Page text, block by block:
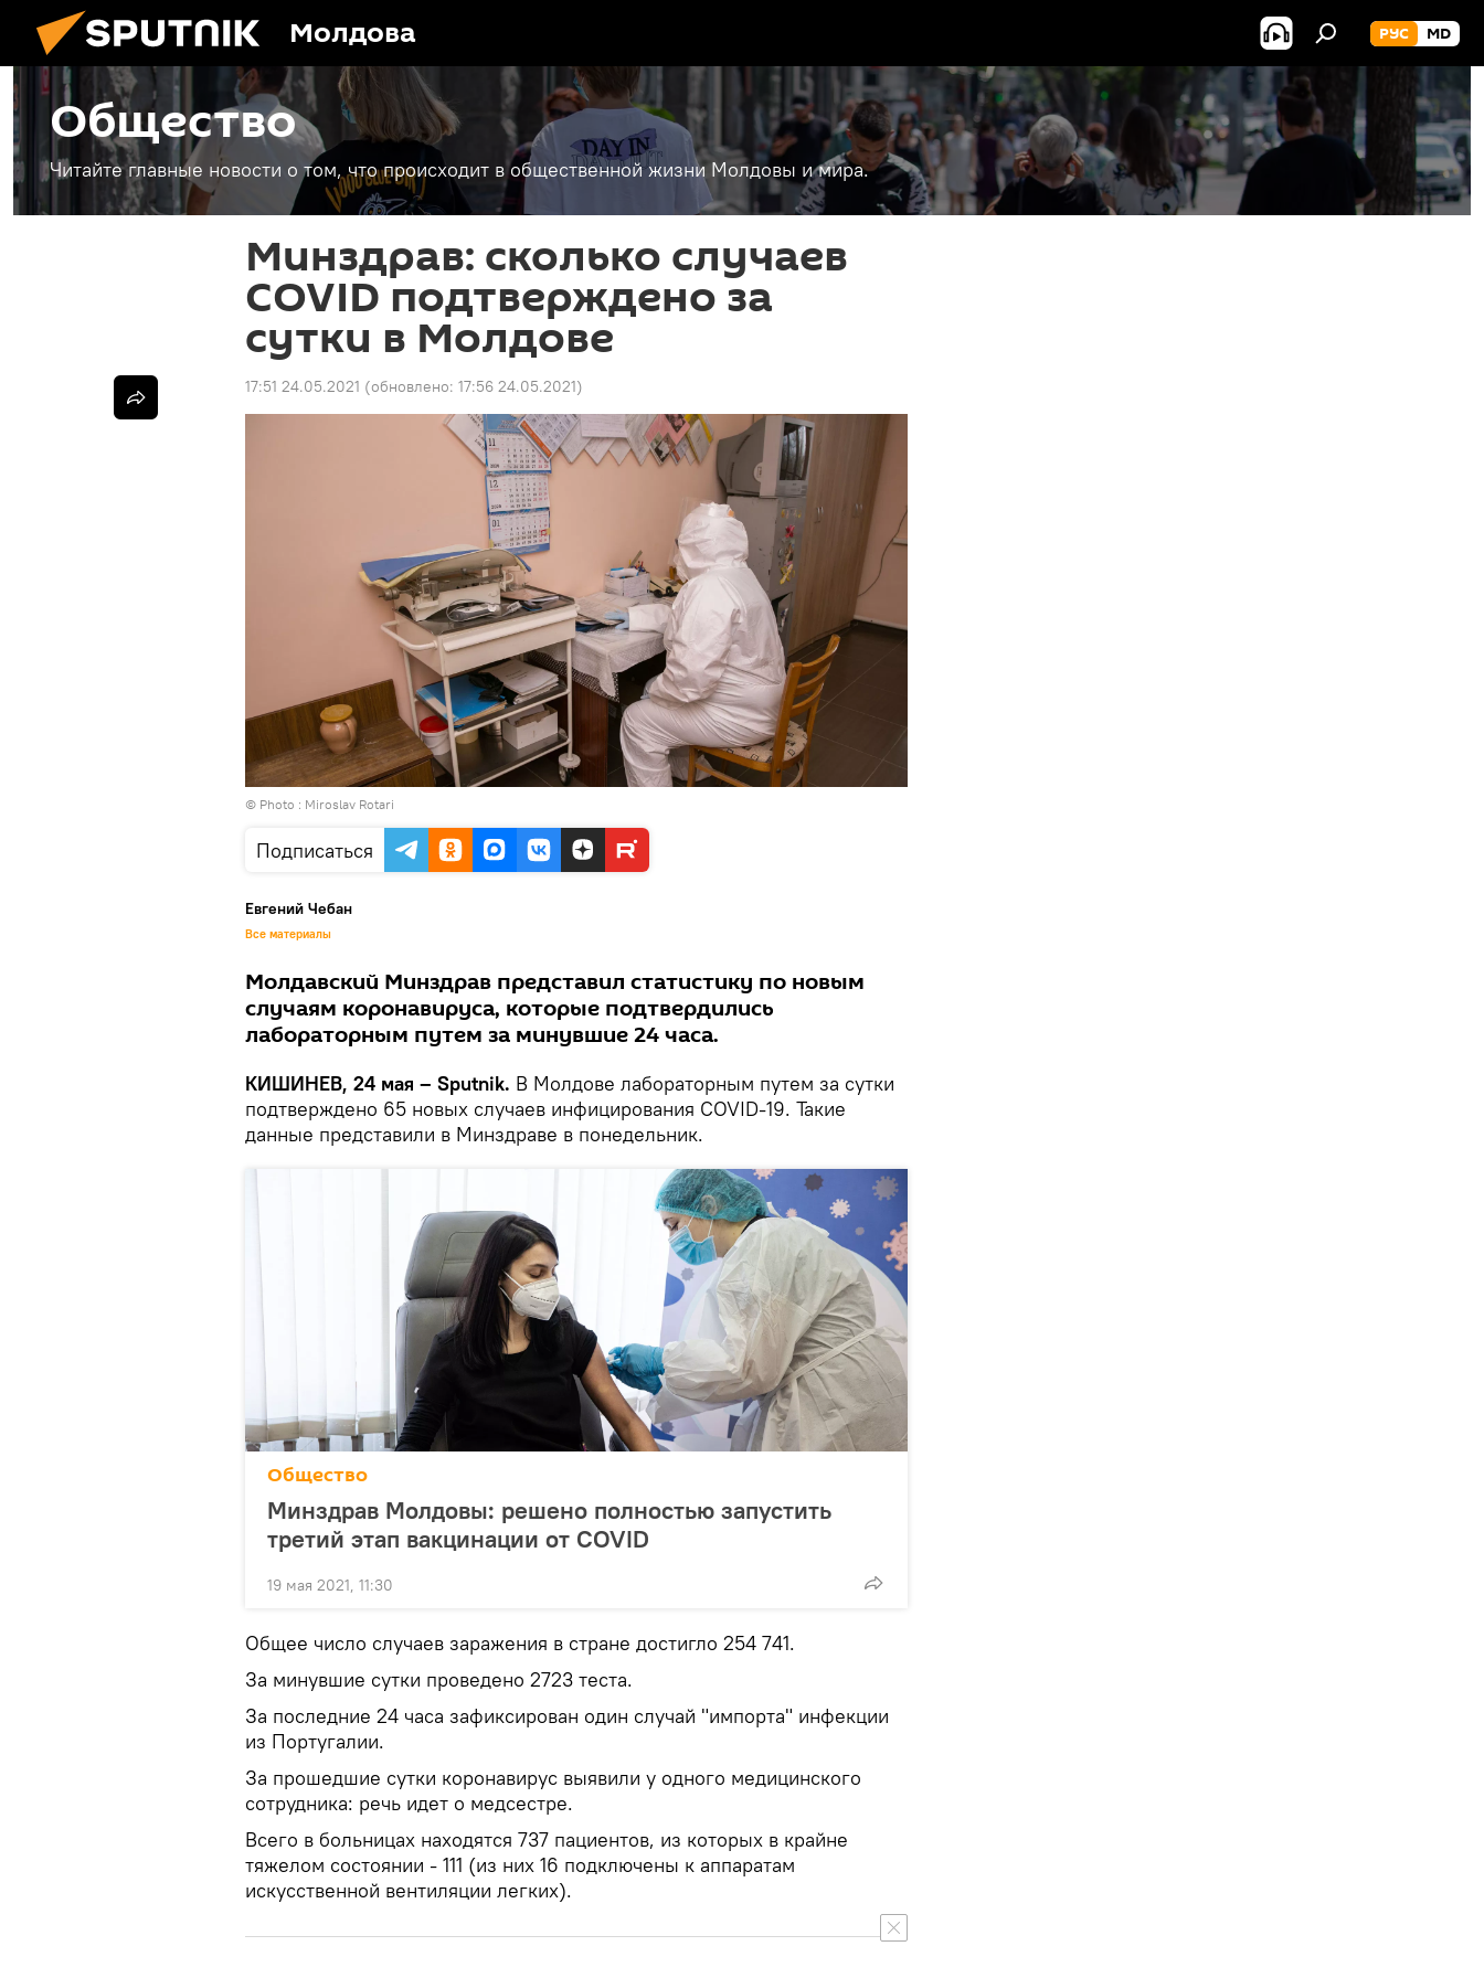
Молдова РУС MD
Общество
Читайте главные новости о том, что происходит в общественной жизни Молдовы и мира.
Минздрав: сколько случаев
COVID подтверждено за
сутки в Молдове
17:51 24.05.2021 (обновлено: 17:56 24.05.2021)
© Photo : Miroslav Rotari
Подписаться
Евгений Чебан
Все материалы
Молдавский Минздрав представил статистику по новым
случаям коронавируса, которые подтвердились
лабораторным путем за минувшие 24 часа.
КИШИНЕВ, 24 мая – Sputnik. В Молдове лабораторным путем за сутки
подтверждено 65 новых случаев инфицирования COVID-19. Такие
данные представили в Минздраве в понедельник.
Общество
Минздрав Молдовы: решено полностью запустить
третий этап вакцинации от COVID
19 мая 2021, 11:30
Общее число случаев заражения в стране достигло 254 741.
За минувшие сутки проведено 2723 теста.
За последние 24 часа зафиксирован один случай "импорта" инфекции
из Португалии.
За прошедшие сутки коронавирус выявили у одного медицинского
сотрудника: речь идет о медсестре.
Всего в больницах находятся 737 пациентов, из которых в крайне
тяжелом состоянии - 111 (из них 16 подключены к аппаратам
искусственной вентиляции легких).